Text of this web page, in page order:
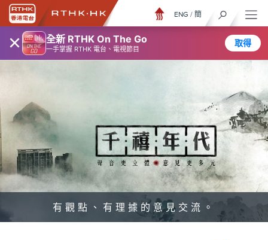
× 全新 RTHK On The Go
一手掌握 RTHK 電台、電視節目
取得
ENG / 簡
有觀點、有理據的意見交流。